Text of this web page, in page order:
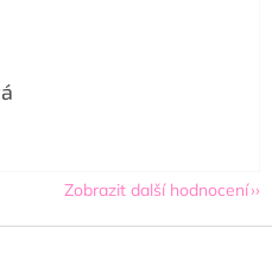
je 5 z 5 hvězdiček.
Zobrazit další hodnocení